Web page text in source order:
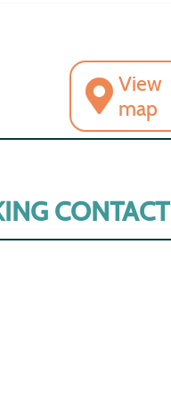
View
map
CONTACT